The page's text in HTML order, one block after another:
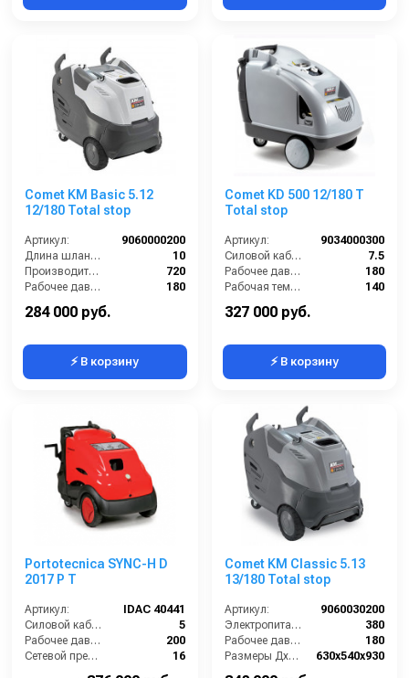
Comet KM Basic 5.12
12/180 Total stop
Артикул:
9060000200
Длина шланга ВД (м):
10
Производительность (л/ч):
720
Рабочее давление (бар):
180
284 000 руб.
⚡ В корзину
Comet KD 500 12/180 T
Total stop
Артикул:
9034000300
Силовой кабель (м):
7.5
Рабочее давление (бар):
180
Рабочая температура горячей воды (°C):
140
327 000 руб.
⚡ В корзину
Portotecnica SYNC-H D
2017 P T
Артикул:
IDAC 40441
Силовой кабель (м):
5
Рабочее давление (бар):
200
Сетевой предохранитель (А):
16
Comet KM Classic 5.13
13/180 Total stop
Артикул:
9060030200
Электропитание (В):
380
Рабочее давление (бар):
180
Размеры ДхШхВ (мм):
630x540x930